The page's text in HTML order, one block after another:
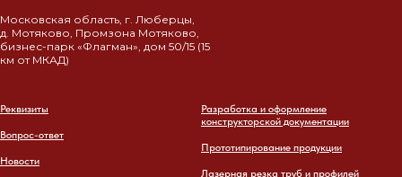
Московская область, г. Люберцы,
д. Мотяково, Промзона Мотяково,
бизнес-парк «Флагман», дом 50/15 (15
км от МКАД)
Реквизиты
Вопрос-ответ
Новости
Разработка и оформление
конструкторской документации
Прототипирование продукции
Лазерная резка труб и профилей